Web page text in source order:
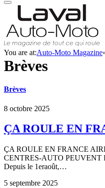
You are at:Auto-Moto Magazine
Brèves
Brèves
8 octobre 2025
ÇA ROULE EN
ÇA ROULE EN FRANCE
CENTRES-AUTO PEUVENT
Depuis le 1eraoût,…
5 septembre 2025